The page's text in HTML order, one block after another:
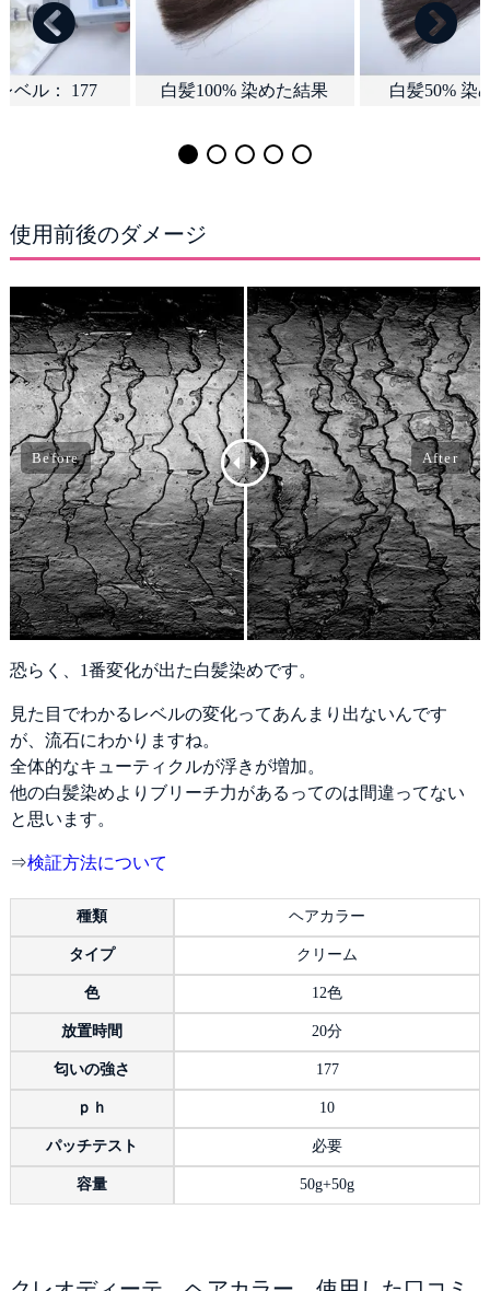
使用前後のダメージ
恐らく、1番変化が出た白髪染めです。
見た目でわかるレベルの変化ってあんまり出ないんです
が、流石にわかりますね。
全体的なキューティクルが浮きが増加。
他の白髪染めよりブリーチ力があるってのは間違ってない
と思います。
⇒検証方法について
種類
タイプ
色
放置時間
匂いの強さ
ｐｈ
パッチテスト
容量
ヘアカラー
クリーム
12色
20分
177
10
必要
50g+50g